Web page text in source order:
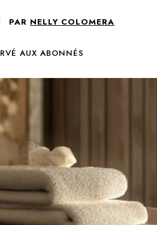
PAR NELLY COLOMERA
AUX ABONNÉS